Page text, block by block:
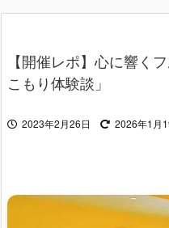
【開催レポ】心に響く
こもり体験談」
2023年2月26日 2026年1月